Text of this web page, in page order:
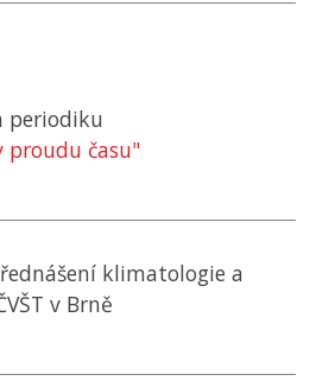
periodiku
proudu času"
klimatologie a
v Brně